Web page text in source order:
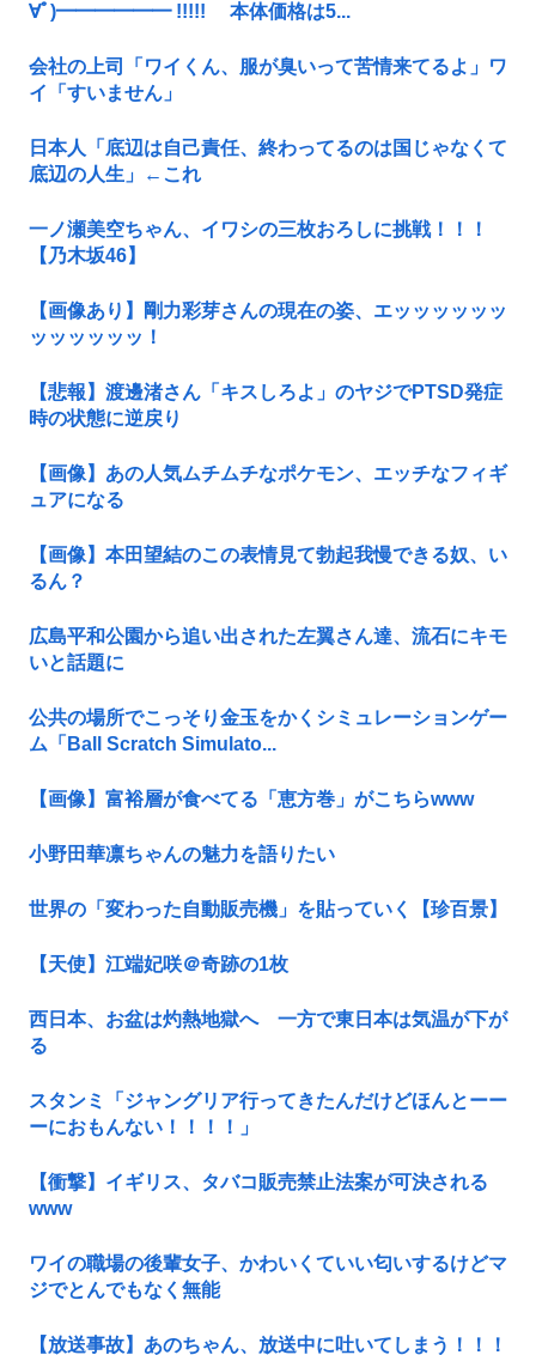
∀ﾟ)━━━━━━ !!!!! 本体価格は5...
会社の上司「ワイくん、服が臭いって苦情来てるよ」ワ
イ「すいません」
日本人「底辺は自己責任、終わってるのは国じゃなくて
底辺の人生」←これ
一ノ瀬美空ちゃん、イワシの三枚おろしに挑戦！！！
【乃木坂46】
【画像あり】剛力彩芽さんの現在の姿、エッッッッッッ
ッッッッッッ！
【悲報】渡邊渚さん「キスしろよ」のヤジでPTSD発症
時の状態に逆戻り
【画像】あの人気ムチムチなポケモン、エッチなフィギ
ュアになる
【画像】本田望結のこの表情見て勃起我慢できる奴、い
るん？
広島平和公園から追い出された左翼さん達、流石にキモ
いと話題に
公共の場所でこっそり金玉をかくシミュレーションゲー
ム「Ball Scratch Simulato...
【画像】富裕層が食べてる「恵方巻」がこちらwww
小野田華凛ちゃんの魅力を語りたい
世界の「変わった自動販売機」を貼っていく【珍百景】
【天使】江端妃咲＠奇跡の1枚
西日本、お盆は灼熱地獄へ 一方で東日本は気温が下が
る
スタンミ「ジャングリア行ってきたんだけどほんとーー
ーにおもんない！！！！」
【衝撃】イギリス、タバコ販売禁止法案が可決される
www
ワイの職場の後輩女子、かわいくていい匂いするけどマ
ジでとんでもなく無能
【放送事故】あのちゃん、放送中に吐いてしまう！！！